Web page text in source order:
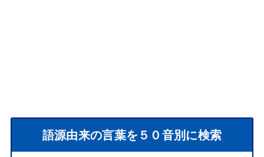
語源由来の言葉を５０音別に検索